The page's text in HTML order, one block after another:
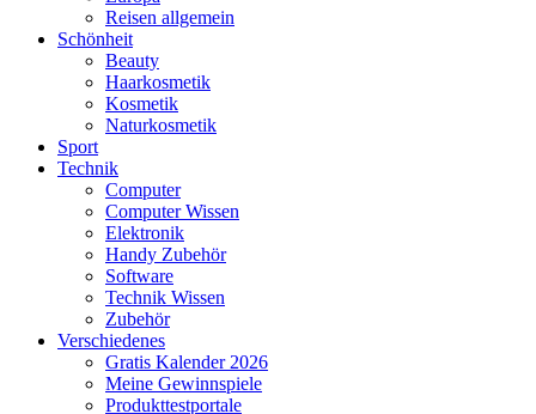
Reisen allgemein
Schönheit
Beauty
Haarkosmetik
Kosmetik
Naturkosmetik
Sport
Technik
Computer
Computer Wissen
Elektronik
Handy Zubehör
Software
Technik Wissen
Zubehör
Verschiedenes
Gratis Kalender 2026
Meine Gewinnspiele
Produkttestportale